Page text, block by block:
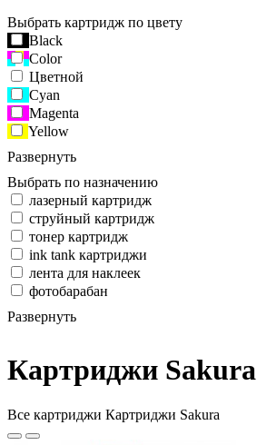
Выбрать картридж по цвету
Black
Color
Цветной
Cyan
Magenta
Yellow
Развернуть
Выбрать по назначению
лазерный картридж
струйный картридж
тонер картридж
ink tank картриджи
лента для наклеек
фотобарабан
Развернуть
Картриджи Sakura
Все картриджи Картриджи Sakura